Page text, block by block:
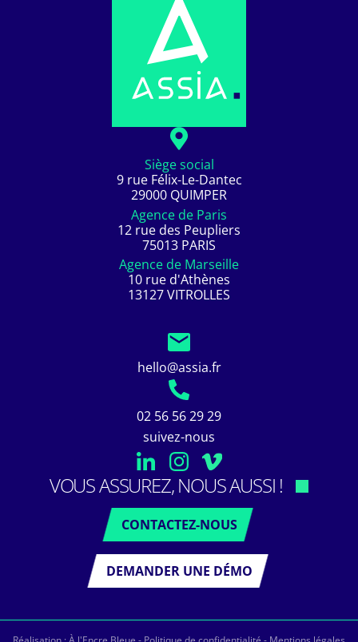
Siège social
9 rue Félix-Le-Dantec
29000 QUIMPER
Agence de Paris
12 rue des Peupliers
75013 PARIS
Agence de Marseille
10 rue d'Athènes
13127 VITROLLES
hello@assia.fr
02 56 56 29 29
suivez-nous
VOUS ASSUREZ, NOUS AUSSI !
CONTACTEZ-NOUS
DEMANDER UNE DÉMO